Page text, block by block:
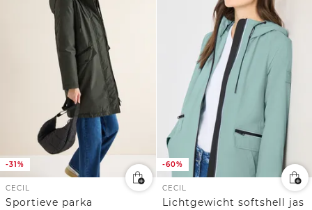
-31%
CECIL
Sportieve parka
-60%
CECIL
Lichtgewicht softshell jas